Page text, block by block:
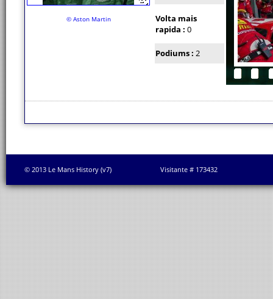
© Aston Martin
Volta mais
rapida : 0
Podiums : 2
© 2013 Le Mans History (v7) Visitante # 173432